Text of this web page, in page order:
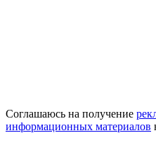
Соглашаюсь на получение
информационных материалов